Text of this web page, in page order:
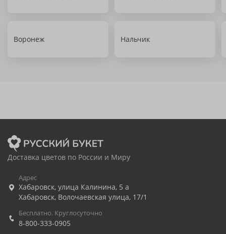
Воронеж Нальчик
Доставка цветов по России и Миру
Адрес
Хабаровск, улица Калинина, 5 а
Хабаровск, Волочаевская улица, 17/1
Бесплатно. Круглосуточно
8-800-333-0905